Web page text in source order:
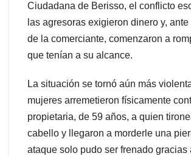
Ciudadana de Berisso, el conflicto
las agresoras exigieron dinero y,
de la comerciante, comenzaron a
que tenían a su alcance.
La situación se tornó aún más
mujeres arremetieron físicamente
propietaria, de 59 años, a quien
cabello y llegaron a morderle una
ataque solo pudo ser frenado gracias